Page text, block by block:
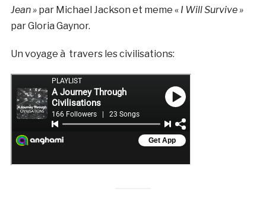
Jean »par Michael Jackson et meme « I Will Survive »
par Gloria Gaynor.
Un voyage à travers les civilisations: